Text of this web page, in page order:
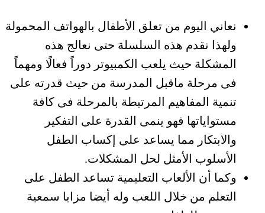
نعاني اليوم من تعلق الأطفال بالهواتف المحمولة
ولهذا نقدم هذه السلسلة حتى نعالج هذه
المشكلة حيث يلعب الكمبيوتر دوراً فعالًا ومهماً
فى مرحلة ماقبل المدرسة من حيث قدرته على
تنمية المفاهيم المرتبطة بالمرحلة فى كافة
مستواياتها فهو ينمى القدرة على التفكير
والابتكار مما يساعد على إكساب الطفل
الأسلوب الأمثل لحل المشكلات.
وكما أن الألعاب التعليمية تساعد الطفل على
التعلم من خلال اللعب وله أيضا مزايا سمعية